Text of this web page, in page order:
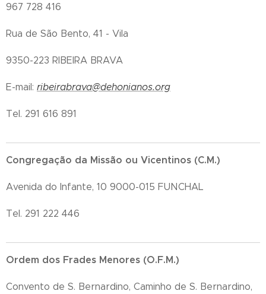
967 728 416
Rua de São Bento, 41 - Vila
9350-223 RIBEIRA BRAVA
E-mail: ribeirabrava@dehonianos.org
Tel. 291 616 891
Congregação da Missão ou Vicentinos (C.M.)
Avenida do Infante, 10 9000-015 FUNCHAL
Tel. 291 222 446
Ordem dos Frades Menores (O.F.M.)
Convento de S. Bernardino, Caminho de S. Bernardino,